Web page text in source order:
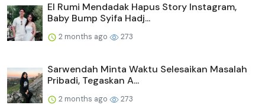
El Rumi Mendadak Hapus Story Instagram,
Baby Bump Syifa Hadj...
2 months ago 273
Sarwendah Minta Waktu Selesaikan Masalah
Pribadi, Tegaskan A...
2 months ago 273